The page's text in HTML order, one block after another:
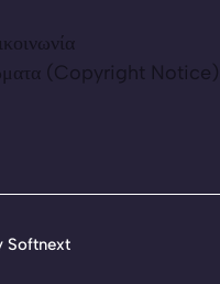
(Copyright Notice)
Softnext